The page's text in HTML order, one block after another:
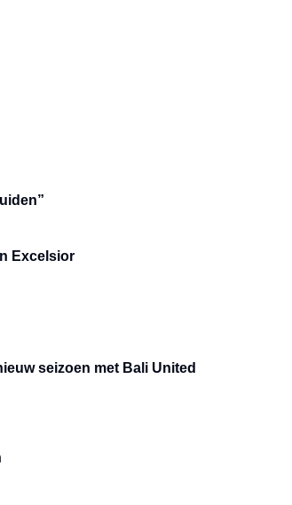
Excelsior
seizoen met Bali United